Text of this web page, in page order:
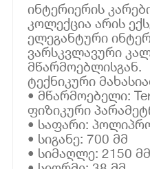
ინტერიერის
კოლექცია არის
ელეგანტური
ვარსკვლავური
მწარმოებლისგან.
ტექნიკური
• მწარმოებელი:
ფიზიკური
• საფარი:
• სიგანე: 700 მმ
• სიმაღლე: 2150 მმ